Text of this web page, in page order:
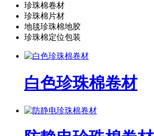
珍珠棉卷材
珍珠棉片材
地毯珍珠棉地胶
珍珠棉定位包装
白色珍珠棉卷材